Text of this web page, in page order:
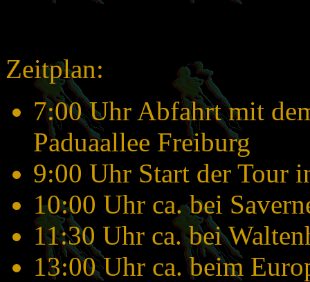
Zeitplan:
7:00 Uhr Abfahrt mit
Paduaallee Freiburg
9:00 Uhr Start der Tour
10:00 Uhr ca. bei
11:30 Uhr ca. bei
13:00 Uhr ca. beim